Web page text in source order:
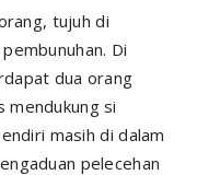
tujuh di
Di
dua orang
si
masih di dalam
pelecehan